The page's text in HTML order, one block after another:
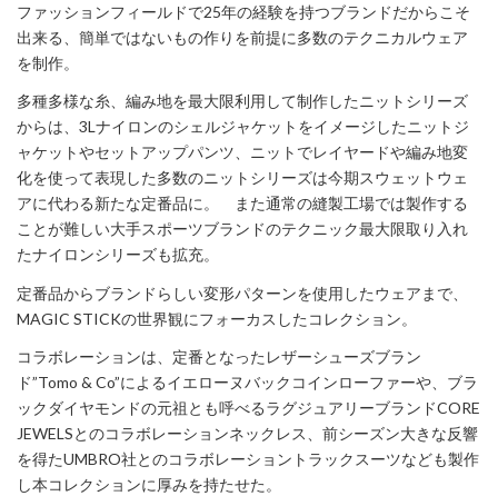
ファッションフィールドで25年の経験を持つブランドだからこそ
出来る、簡単ではないもの作りを前提に多数のテクニカルウェア
を制作。
多種多様な糸、編み地を最大限利用して制作したニットシリーズ
からは、3Lナイロンのシェルジャケットをイメージしたニットジ
ャケットやセットアップパンツ、ニットでレイヤードや編み地変
化を使って表現した多数のニットシリーズは今期スウェットウェ
アに代わる新たな定番品に。 また通常の縫製工場では製作する
ことが難しい大手スポーツブランドのテクニック最大限取り入れ
たナイロンシリーズも拡充。
定番品からブランドらしい変形パターンを使用したウェアまで、
MAGIC STICKの世界観にフォーカスしたコレクション。
コラボレーションは、定番となったレザーシューズブラン
ド”Tomo & Co”によるイエローヌバックコインローファーや、ブラ
ックダイヤモンドの元祖とも呼べるラグジュアリーブランドCORE
JEWELSとのコラボレーションネックレス、前シーズン大きな反響
を得たUMBRO社とのコラボレーショントラックスーツなども製作
し本コレクションに厚みを持たせた。